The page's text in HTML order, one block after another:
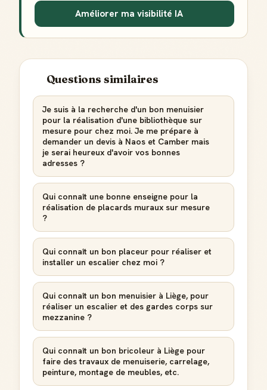
Améliorer ma visibilité IA
Questions similaires
Je suis à la recherche d'un bon menuisier
pour la réalisation d'une bibliothèque sur
mesure pour chez moi. Je me prépare à
demander un devis à Naos et Camber mais
je serai heureux d'avoir vos bonnes
adresses ?
Qui connaît une bonne enseigne pour la
réalisation de placards muraux sur mesure
?
Qui connaît un bon placeur pour réaliser et
installer un escalier chez moi ?
Qui connaît un bon menuisier à Liège, pour
réaliser un escalier et des gardes corps sur
mezzanine ?
Qui connaît un bon bricoleur à Liège pour
faire des travaux de menuiserie, carrelage,
peinture, montage de meubles, etc.